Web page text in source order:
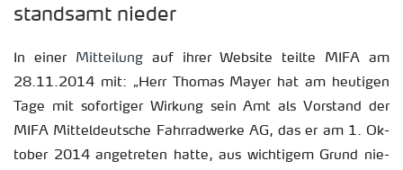
stands­amt nie­der
In einer Mit­tei­lungauf ihrer Web­site teil­te MIFA am
28.11.2014 mit: „Herr Tho­mas Mayer hat am heu­ti­gen
Tage mit so­for­ti­ger Wir­kung sein Amt als Vor­stand der
MIFA Mit­tel­deut­sche Fahr­rad­wer­ke AG, das er am 1. Ok­
to­ber 2014 an­ge­tre­ten hatte, aus wich­ti­gem Grund nie­